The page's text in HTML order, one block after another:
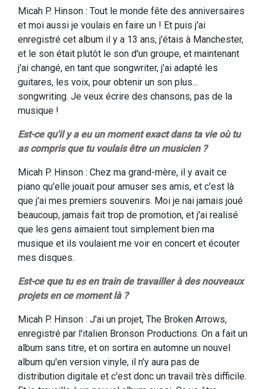
Micah P. Hinson : Tout le monde fête des anniversaires
et moi aussi je voulais en faire un ! Et puis j'ai
enregistré cet album il y a 13 ans, j'étais à Manchester,
et le son était plutôt le son d'un groupe, et maintenant
j'ai changé, en tant que songwriter, j'ai adapté les
guitares, les voix, pour obtenir un son plus...
songwriting. Je veux écrire des chansons, pas de la
musique !
Est-ce qu'il y a eu un moment exact dans ta vie où tu
as compris que tu voulais être un musicien ?
Micah P. Hinson : Chez ma grand-mère, il y avait ce
piano qu'elle jouait pour amuser ses amis, et c'est là
que j'ai mes premiers souvenirs. Moi je nai jamais joué
beaucoup, jamais fait trop de promotion, et j'ai realisé
que les gens aimaient tout simplement bien ma
musique et ils voulaient me voir en concert et écouter
mes disques.
Est-ce que tu es en train de travailler à des nouveaux
projets en ce moment là ?
Micah P. Hinson : J'ai un projet, The Broken Arrows,
enregistré par l'italien Bronson Productions. On a fait un
album sans titre, et on sortira en automne un nouvel
album qu'en version vinyle, il n'y aura pas de
distribution digitale et c'est donc un travail très difficile.